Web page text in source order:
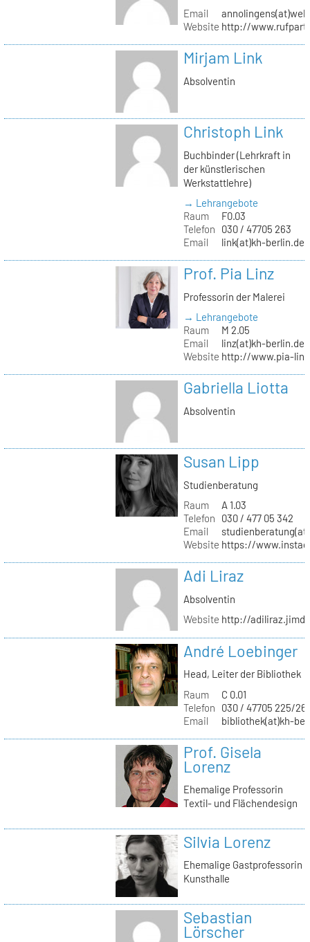
Email
Website http://
Mirjam Link
Absolventin
Christoph Link
Buchbinder (Lehrkraft in
der künstlerischen
Werkstattlehre)
→ Lehrangebote
Raum
F0.03
Telefon
030 / 47705 263
Email
link(at)kh-berlin.de
Prof. Pia Linz
Professorin der Malerei
→ Lehrangebote
Raum
M 2.05
Email
linz(at)kh-berlin.de
Website http://www.pia-
Gabriella Liotta
Absolventin
Susan Lipp
Studienberatung
Raum
A 1.03
Telefon
030 / 477 05 342
Email
Website https://
Adi Liraz
Absolventin
Website http://
André Loebinger
Head, Leiter der Bibliothek
Raum
C 0.01
Telefon
030 / 47705 225/
Email
bibliothek(at)kh-
Prof. Gisela
Lorenz
Ehemalige Professorin
Textil- und Flächendesign
Silvia Lorenz
Ehemalige Gastprofessorin
Kunsthalle
Sebastian
Lörscher